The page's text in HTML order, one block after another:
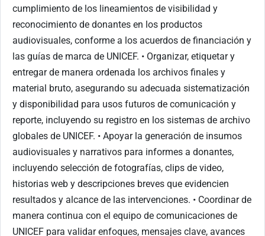
cumplimiento de los lineamientos de visibilidad y
reconocimiento de donantes en los productos
audiovisuales, conforme a los acuerdos de financiación y
las guías de marca de UNICEF. • Organizar, etiquetar y
entregar de manera ordenada los archivos finales y
material bruto, asegurando su adecuada sistematización
y disponibilidad para usos futuros de comunicación y
reporte, incluyendo su registro en los sistemas de archivo
globales de UNICEF. • Apoyar la generación de insumos
audiovisuales y narrativos para informes a donantes,
incluyendo selección de fotografías, clips de video,
historias web y descripciones breves que evidencien
resultados y alcance de las intervenciones. • Coordinar de
manera continua con el equipo de comunicaciones de
UNICEF para validar enfoques, mensajes clave, avances